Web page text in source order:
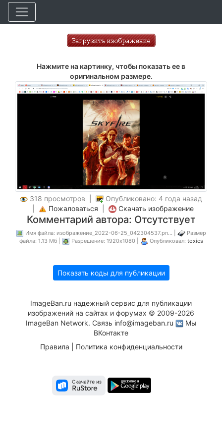
Нажмите на картинку, чтобы показать ее в
оригинальном размере.
318 просмотров |
Опубликовано: 4 года назад
Пожаловаться Скачать изображение
Комментарий автора: Отсутствует
Имя файла: изображение_2022-06-25_042304537.pn... |
Размер
файла: 1.13 Мб |
Разрешение: 1920x1080 | Опубликовал: toxics
Показать коды для публикации
ImageBan.ru надежный сервис для публикации
изображений на сайтах и форумах © 2009-2026
ImageBan Network. Связь info@imageban.ru
Мы
ВКонтакте
Правила
Политика конфиденциальности